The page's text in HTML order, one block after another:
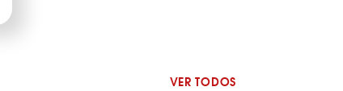
VER TODOS